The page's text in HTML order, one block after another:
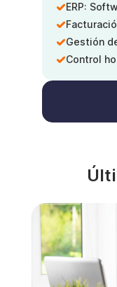
ERP:
Gestión
Control